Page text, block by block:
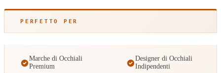
PERFETTO PER
Marche di Occhiali
Premium
Designer di Occhiali
Indipendenti